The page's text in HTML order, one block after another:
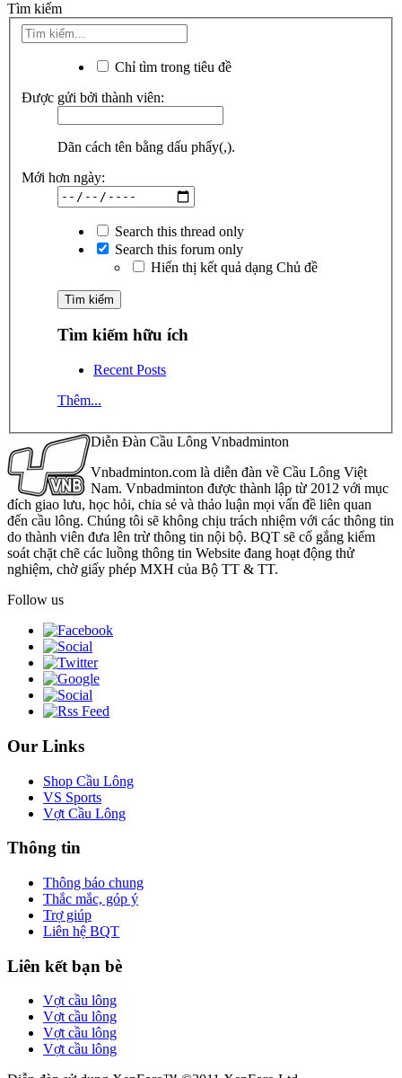
Tìm kiếm
Chỉ tìm trong tiêu đề
Được gửi bởi thành viên:
Dãn cách tên bằng dấu phẩy(,).
Mới hơn ngày:
Search this thread only
Search this forum only
Hiển thị kết quả dạng Chủ đề
Tìm kiếm hữu ích
Recent Posts
Thêm...
Diễn Đàn Cầu Lông Vnbadminton
Vnbadminton.com là diễn đàn về Cầu Lông Việt
Nam. Vnbadminton được thành lập từ 2012 với mục
đích giao lưu, học hỏi, chia sẻ và thảo luận mọi vấn đề liên quan
đến cầu lông. Chúng tôi sẽ không chịu trách nhiệm với các thông tin
do thành viên đưa lên trừ thông tin nội bộ. BQT sẽ cố gắng kiểm
soát chặt chẽ các luồng thông tin Website đang hoạt động thử
nghiệm, chờ giấy phép MXH của Bộ TT & TT.
Follow us
Our Links
Shop Cầu Lông
VS Sports
Vợt Cầu Lông
Thông tin
Thông báo chung
Thắc mắc, góp ý
Trợ giúp
Liên hệ BQT
Liên kết bạn bè
Vợt cầu lông
Vợt cầu lông
Vợt cầu lông
Vợt cầu lông